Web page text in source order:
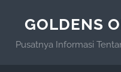
GOLDENS
Pusatnya Informasi